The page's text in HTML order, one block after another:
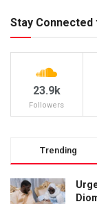
Stay
23.9k
Followers
Trending